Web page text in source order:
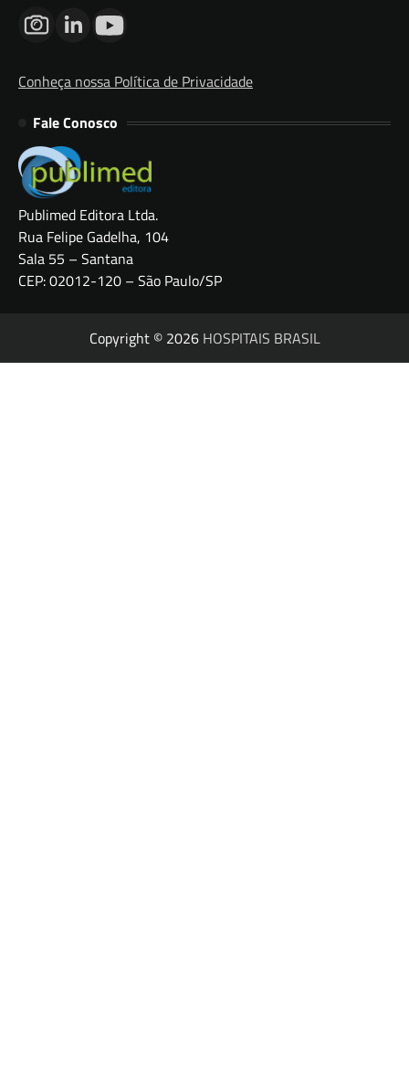
Conheça nossa Política de Privacidade
Fale Conosco
Publimed Editora Ltda.
Rua Felipe Gadelha, 104
Sala 55 – Santana
CEP: 02012-120 – São Paulo/SP
Copyright © 2026 HOSPITAIS BRASIL